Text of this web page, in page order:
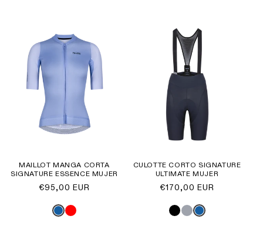
MAILLOT MANGA CORTA
SIGNATURE ESSENCE MUJER
Precio
€95,00 EUR
CULOTTE CORTO SIGNATURE
ULTIMATE MUJER
Precio
€170,00 EUR